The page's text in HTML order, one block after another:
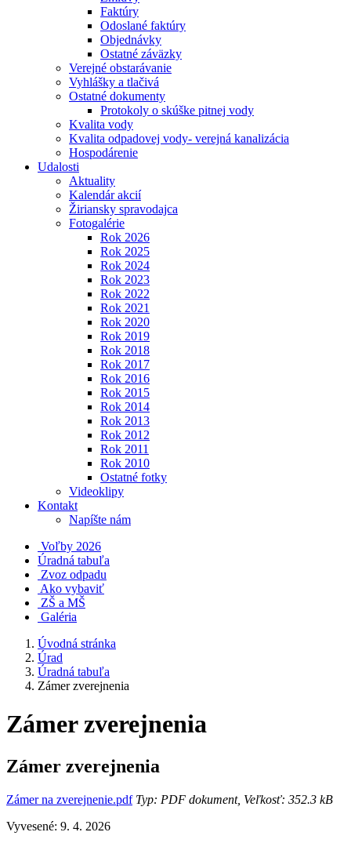
Faktúry
Odoslané faktúry
Objednávky
Ostatné záväzky
Verejné obstarávanie
Vyhlášky a tlačivá
Ostatné dokumenty
Protokoly o skúške pitnej vody
Kvalita vody
Kvalita odpadovej vody- verejná kanalizácia
Hospodárenie
Udalosti
Aktuality
Kalendár akcií
Žiriansky spravodajca
Fotogalérie
Rok 2026
Rok 2025
Rok 2024
Rok 2023
Rok 2022
Rok 2021
Rok 2020
Rok 2019
Rok 2018
Rok 2017
Rok 2016
Rok 2015
Rok 2014
Rok 2013
Rok 2012
Rok 2011
Rok 2010
Ostatné fotky
Videoklipy
Kontakt
Napíšte nám
Voľby 2026
Úradná tabuľa
Zvoz odpadu
Ako vybaviť
ZŠ a MŠ
Galéria
Úvodná stránka
Úrad
Úradná tabuľa
Zámer zverejnenia
Zámer zverejnenia
Zámer zverejnenia
Zámer na zverejnenie.pdfTyp: PDF dokument, Veľkosť: 352.3 kB
Vyvesené: 9. 4. 2026